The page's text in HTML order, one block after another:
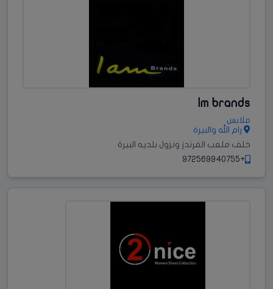
Im brands
ملابس
رام الله والبيرة
خلف ملعب الفرندز ونزول بلديه البيرة
+972569940755